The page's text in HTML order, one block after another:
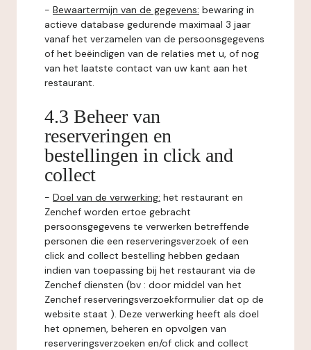
- Bewaartermijn van de gegevens: bewaring in
actieve database gedurende maximaal 3 jaar
vanaf het verzamelen van de persoonsgegevens
of het beëindigen van de relaties met u, of nog
van het laatste contact van uw kant aan het
restaurant.
4.3 Beheer van
reserveringen en
bestellingen in click and
collect
- Doel van de verwerking: het restaurant en
Zenchef worden ertoe gebracht
persoonsgegevens te verwerken betreffende
personen die een reserveringsverzoek of een
click and collect bestelling hebben gedaan
indien van toepassing bij het restaurant via de
Zenchef diensten (bv : door middel van het
Zenchef reserveringsverzoekformulier dat op de
website staat ). Deze verwerking heeft als doel
het opnemen, beheren en opvolgen van
reserveringsverzoeken en/of click and collect